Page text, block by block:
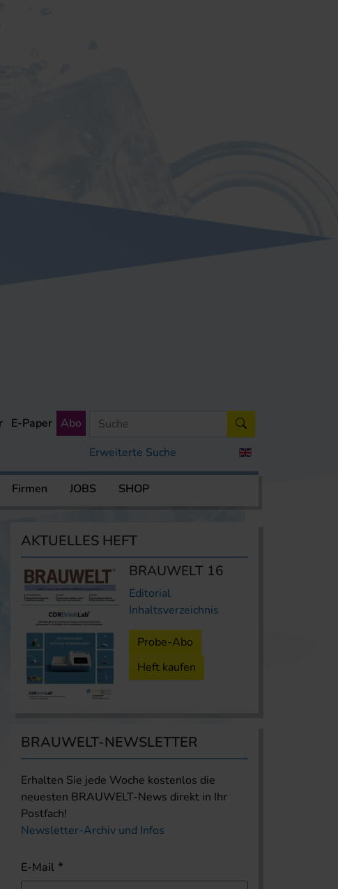
Erweiterte Suche
E-Paper Abo
Firmen JOBS SHOP
AKTUELLES HEFT
BRAUWELT 16
Editorial
Inhaltsverzeichnis
Probe-Abo
Heft kaufen
BRAUWELT-NEWSLETTER
Erhalten Sie jede Woche kostenlos die
neuesten BRAUWELT-News direkt in Ihr
Postfach!
Newsletter-Archiv und Infos
E-Mail